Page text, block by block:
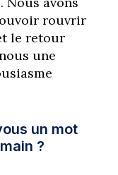
rouvrir
le retour
une
un mot
?